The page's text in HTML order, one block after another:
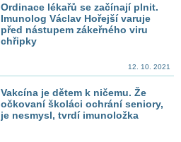
Ordinace lékařů se začínají plnit.
Imunolog Václav Hořejší varuje
před nástupem zákeřného viru
chřipky
12. 10. 2021
Vakcína je dětem k ničemu. Že
očkovaní školáci ochrání seniory,
je nesmysl, tvrdí imunoložka